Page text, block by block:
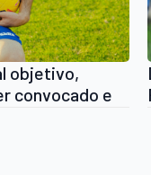
objetivo,
convocado e